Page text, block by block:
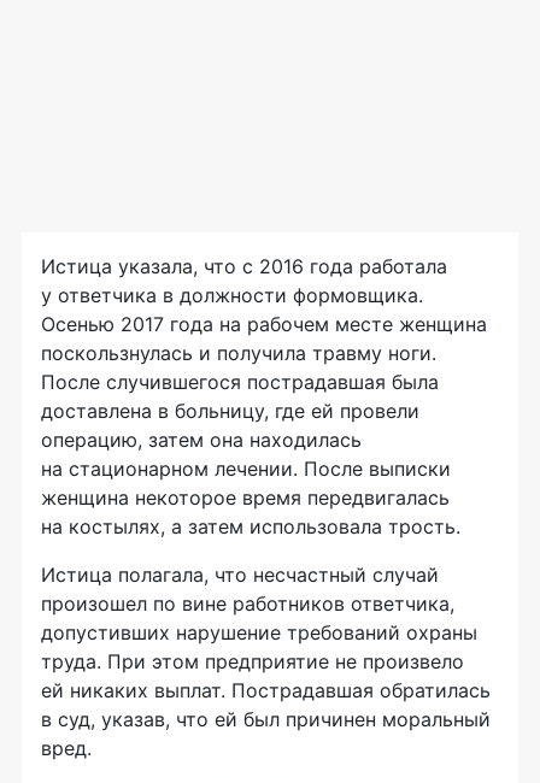
Истица указала, что с 2016 года работала
у ответчика в должности формовщика.
Осенью 2017 года на рабочем месте женщина
поскользнулась и получила травму ноги.
После случившегося пострадавшая была
доставлена в больницу, где ей провели
операцию, затем она находилась
на стационарном лечении. После выписки
женщина некоторое время передвигалась
на костылях, а затем использовала трость.
Истица полагала, что несчастный случай
произошел по вине работников ответчика,
допустивших нарушение требований охраны
труда. При этом предприятие не произвело
ей никаких выплат. Пострадавшая обратилась
в суд, указав, что ей был причинен моральный
вред.